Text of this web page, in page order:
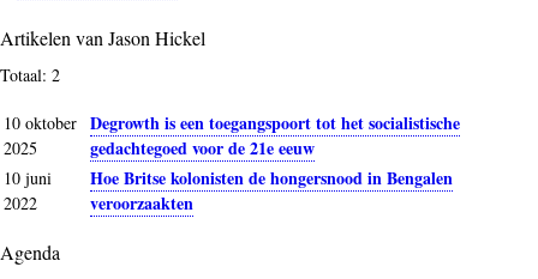
Artikelen van Jason Hickel
Totaal: 2
10 oktober
2025
Degrowth is een toegangspoort tot het socialistische
gedachtegoed voor de 21e eeuw
10 juni
2022
Hoe Britse kolonisten de hongersnood in Bengalen
veroorzaakten
Agenda